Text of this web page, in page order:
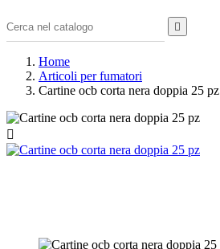

Home
Articoli per fumatori
Cartine ocb corta nera doppia 25 pz
